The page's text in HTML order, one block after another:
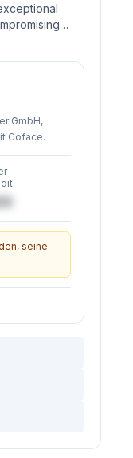
GmbH,
Coface.
seine